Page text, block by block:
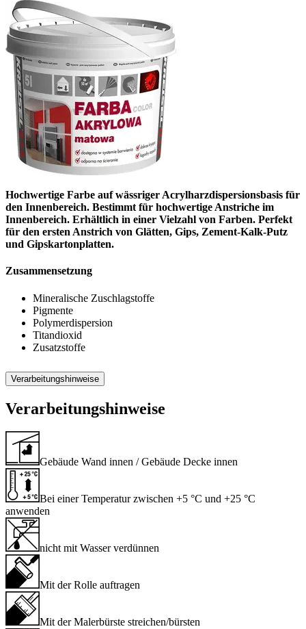
Hochwertige Farbe auf wässriger Acrylharzdispersionsbasis für
den Innenbereich. Bestimmt für hochwertige Anstriche im
Innenbereich. Erhältlich in einer Vielzahl von Farben. Perfekt
für den ersten Anstrich von Glätten, Gips, Zement-Kalk-Putz
und Gipskartonplatten.
Zusammensetzung
Mineralische Zuschlagstoffe
Pigmente
Polymerdispersion
Titandioxid
Zusatzstoffe
Verarbeitungshinweise
Verarbeitungshinweise
Gebäude Wand innen / Gebäude Decke innen
Bei einer Temperatur zwischen +5 °C und +25 °C
anwenden
nicht mit Wasser verdünnen
Mit der Rolle auftragen
Mit der Malerbürste streichen/bürsten